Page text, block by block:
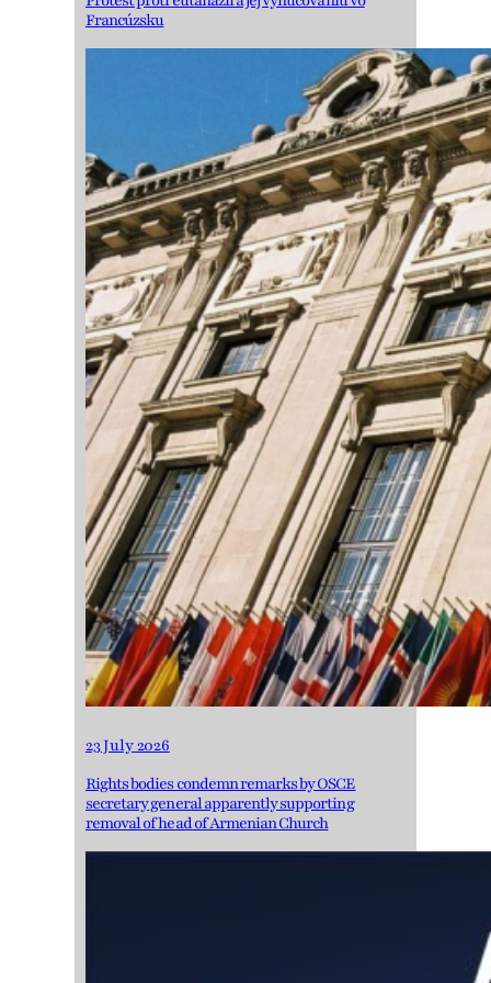
Francúzsku
23 July 2026
Rights bodies condemn remarks by OSCE
secretary general apparently supporting
removal of head of Armenian Church